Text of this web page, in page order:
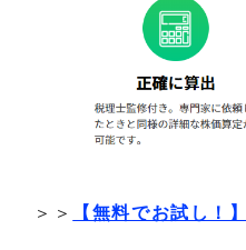
＞＞ 【無料でお試し